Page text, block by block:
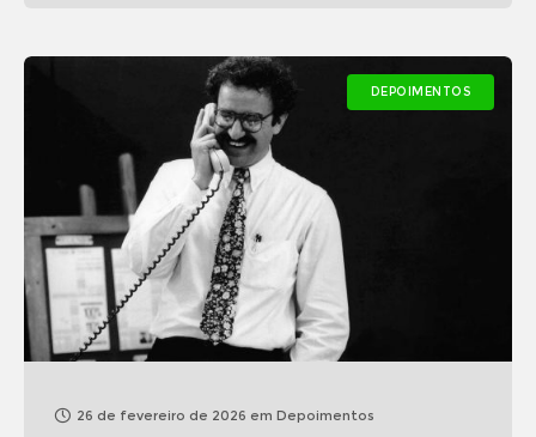
DEPOIMENTOS
26 de fevereiro de 2026 em Depoimentos